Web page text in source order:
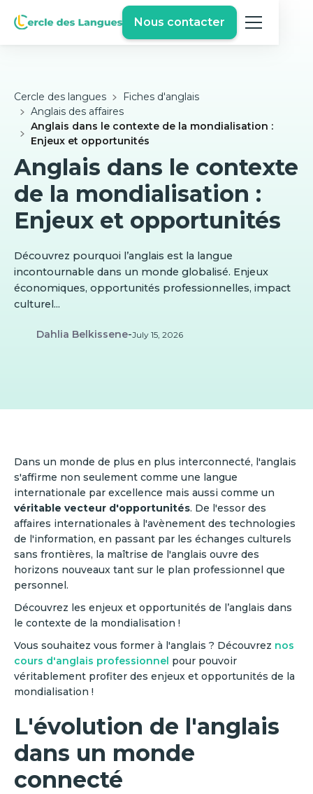
Nous contacter
Cercle des langues
Fiches d'anglais
Anglais des affaires
Anglais dans le contexte de la mondialisation :
Enjeux et opportunités
Anglais dans le contexte
de la mondialisation :
Enjeux et opportunités
Découvrez pourquoi l’anglais est la langue
incontournable dans un monde globalisé. Enjeux
économiques, opportunités professionnelles, impact
culturel...
Dahlia Belkissene-July 15, 2026
Dans un monde de plus en plus interconnecté, l'anglais
s'affirme non seulement comme une langue
internationale par excellence mais aussi comme un
véritable vecteur d'opportunités. De l'essor des
affaires internationales à l'avènement des technologies
de l'information, en passant par les échanges culturels
sans frontières, la maîtrise de l'anglais ouvre des
horizons nouveaux tant sur le plan professionnel que
personnel.
Découvrez les enjeux et opportunités de l’anglais dans
le contexte de la mondialisation !
Vous souhaitez vous former à l'anglais ? Découvrez nos
cours d'anglais professionnel pour pouvoir
véritablement profiter des enjeux et opportunités de la
mondialisation !
L'évolution de l'anglais
dans un monde
connecté